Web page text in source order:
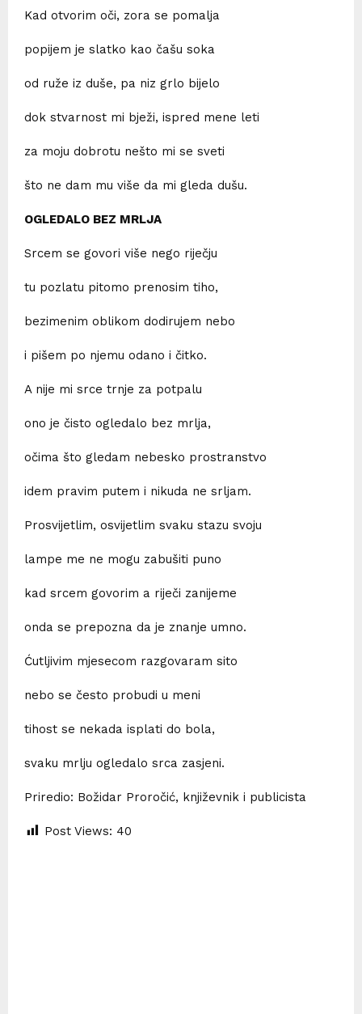
Kad otvorim oči, zora se pomalja
popijem je slatko kao čašu soka
od ruže iz duše, pa niz grlo bijelo
dok stvarnost mi bježi, ispred mene leti
za moju dobrotu nešto mi se sveti
što ne dam mu više da mi gleda dušu.
OGLEDALO BEZ MRLJA
Srcem se govori više nego riječju
tu pozlatu pitomo prenosim tiho,
bezimenim oblikom dodirujem nebo
i pišem po njemu odano i čitko.
A nije mi srce trnje za potpalu
ono je čisto ogledalo bez mrlja,
očima što gledam nebesko prostranstvo
idem pravim putem i nikuda ne srljam.
Prosvijetlim, osvijetlim svaku stazu svoju
lampe me ne mogu zabušiti puno
kad srcem govorim a riječi zanijeme
onda se prepozna da je znanje umno.
Ćutljivim mjesecom razgovaram sito
nebo se često probudi u meni
tihost se nekada isplati do bola,
svaku mrlju ogledalo srca zasjeni.
Priredio: Božidar Proročić, književnik i publicista
Post Views: 40